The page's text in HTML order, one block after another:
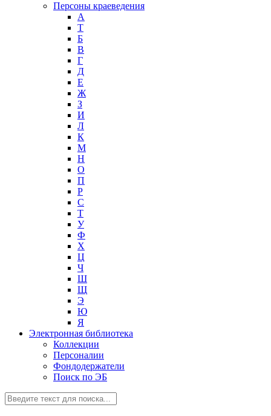
Персоны краеведения
А
T
Б
В
Г
Д
Е
Ж
З
И
Л
К
М
Н
О
П
Р
С
Т
У
Ф
Х
Ц
Ч
Ш
Щ
Э
Ю
Я
Электронная библиотека
Коллекции
Персоналии
Фондодержатели
Поиск по ЭБ